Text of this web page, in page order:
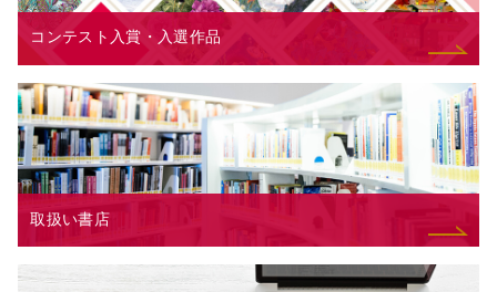
コンテスト入賞・入選作品
取扱い書店